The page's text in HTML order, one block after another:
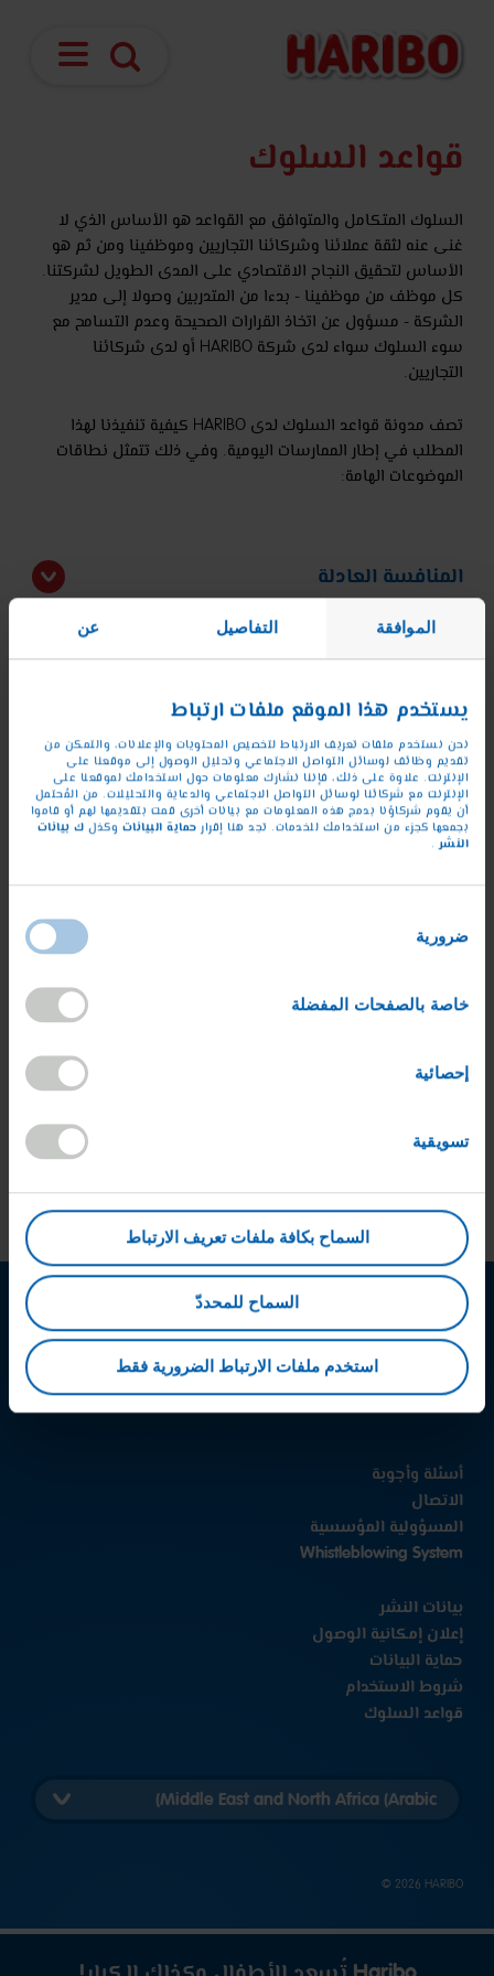
الموافقة التفاصيل عن
يستخدم هذا الموقع ملفات ارتباط
نحن نستخدم ملفات تعريف الارتباط لتخصيص المحتويات والإعلانات، والتمكن من
تقديم وظائف لوسائل التواصل الاجتماعي وتحليل الوصول إلى موقعنا على
الإنترنت. علاوة على ذلك، فإننا نشارك معلومات حول استخدامك لموقعنا على
الإنترنت مع شركائنا لوسائل التواصل الاجتماعي والدعاية والتحليلات. من المُحتمل
أن يقوم شركاؤنا بدمج هذه المعلومات مع بيانات أخرى قمت بتقديمها لهم أو قاموا
بجمعها كجزء من استخدامك للخدمات. تجد هنا إقرار حماية البيانات وكذل ك بيانات
النشر .
الموافقة
ضرورية
خاصة بالصفحات المفضلة
إحصائية
تسويقية
السماح بكافة ملفات تعريف الارتباط
السماح للمحددّ
استخدم ملفات الارتباط الضرورية فقط
قواعد السلوك
السلوك المتكامل والمتوافق مع القواعد هو الأساس الذي لا
غنى عنه لثقة عملائنا وشركائنا التجاريين وموظفينا ومن ثم هو
الأساس لتحقيق النجاح الاقتصادي على المدى الطويل لشركتنا.
كل موظف من موظفينا - بدءا من المتدربين وصولا إلى مدير
الشركة - مسؤول عن اتخاذ القرارات الصحيحة وعدم التسامح مع
سوء السلوك سواء لدى شركة HARIBO أو لدى شركائنا
التجاريين.
تصف مدونة قواعد السلوك لدى HARIBO كيفية تنفيذنا لهذا
المطلب في إطار الممارسات اليومية. وفي ذلك تتمثل نطاقات
الموضوعات الهامة:
المنافسة العادلة
التعامل العادل مع الموظفين والشركاء
لا مجال للفساد
سلامة المنتجات
النزاهة المالية ومكافحة غسيل الأموال
الفيسبوك إنستجرام
إن
أسئلة وأجوبة
الاتصال
المسؤولية المؤسسية
Whistleblowing System
بيانات النشر
إعلان إمكانية الوصول
حماية البيانات
شروط الاستخدام
قواعد السلوك
إصدار
‎© 2026 HARIBO